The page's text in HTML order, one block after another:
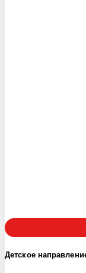
Детское